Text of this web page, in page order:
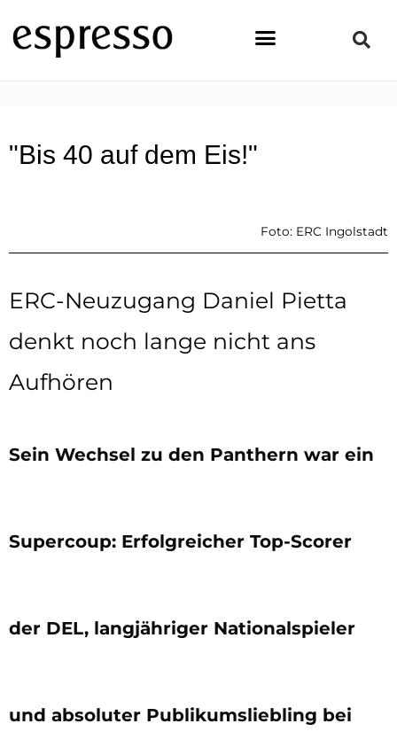
Inhalt
springen
"Bis 40 auf dem Eis!"
Foto: ERC Ingolstadt
ERC-Neuzugang Daniel Pietta
denkt noch lange nicht ans
Aufhören
Sein Wechsel zu den Panthern war ein
Supercoup: Erfolgreicher Top-Scorer
der DEL, langjähriger Nationalspieler
und absoluter Publikumsliebling bei